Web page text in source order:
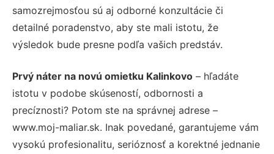
samozrejmosťou sú aj odborné konzultácie či
detailné poradenstvo, aby ste mali istotu, že
výsledok bude presne podľa vašich predstáv.
Prvý náter na novú omietku Kalinkovo – hľadáte
istotu v podobe skúseností, odbornosti a
precíznosti? Potom ste na správnej adrese –
www.moj-maliar.sk. Inak povedané, garantujeme vám
vysokú profesionalitu, serióznosť a korektné jednanie